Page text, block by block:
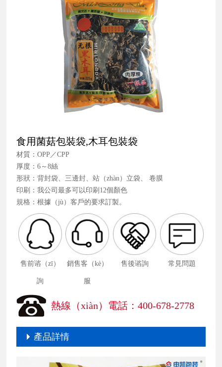
食用菌菇包裝袋,木耳包裝袋
材質：OPP／CPP
厚度：6～8絲
形狀：背封袋、三邊封、站（zhàn）立袋、 卷膜
印刷：我公司最多可以印刷12個顏色
規格：根據（jù）客戶的要求訂製。
售前谘（zī）
詢
銷售客（kè）
服
售後谘詢 常見問題
熱線（xiàn）電話：400-678-2778
產品詳情